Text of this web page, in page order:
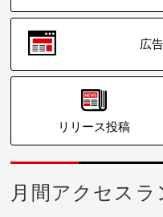
広
リリース投稿
月間アクセス